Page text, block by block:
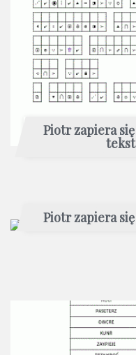
Piotr zapiera
Piotr zapiera się